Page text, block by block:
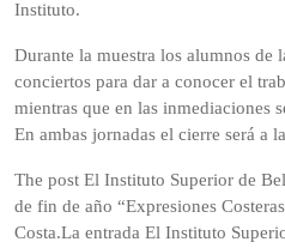
Instituto.
Durante la muestra los alumnos de
conciertos para dar a conocer el
mientras que en las inmediaciones
En ambas jornadas el cierre será a
The post El Instituto Superior de
de fin de año “Expresiones
Costa.La entrada El Instituto